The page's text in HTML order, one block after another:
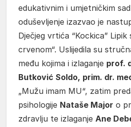
edukativnim i umjetničkim
oduševljenje izazvao je
Dječjeg vrtića “Kockica” Lipik
crvenom“. Uslijedila su
među kojima i izlaganje prof.
Butković Soldo, prim. dr.
„Mužu imam MU“, zatim
psihologije Nataše Major o
zdravlju te izlaganje Ane